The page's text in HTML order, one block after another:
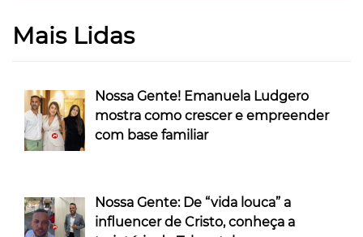
Mais Lidas
Nossa Gente! Emanuela Ludgero
mostra como crescer e empreender
com base familiar
Nossa Gente: De “vida louca” a
influencer de Cristo, conheça a